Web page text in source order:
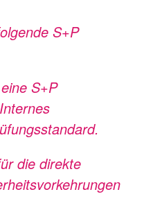
S+P
S+P
die direkte